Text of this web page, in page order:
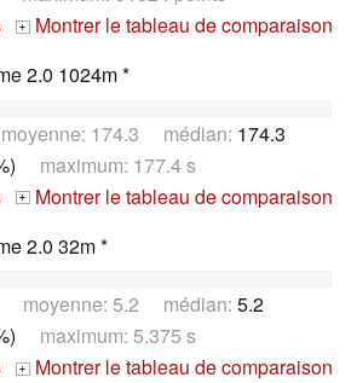
+ Montrer le tableau de comparaison
2.0 1024m *
174.3 médian: 174.3
maximum: 177.4 s
+ Montrer le tableau de comparaison
2.0 32m *
moyenne: 5.2 médian: 5.2
maximum: 5.375 s
+ Montrer le tableau de comparaison